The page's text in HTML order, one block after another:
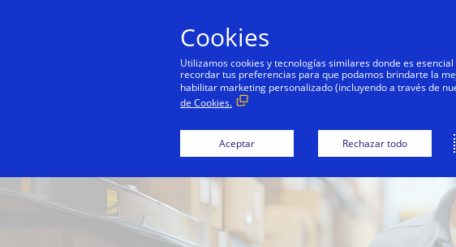
Personas
Cookies
Utilizamos cookies y tecnologías similares donde es
recordar tus preferencias para que podamos brindarte la
habilitar marketing personalizado (incluyendo a través de
de Cookies.
Aceptar Rechazar todo